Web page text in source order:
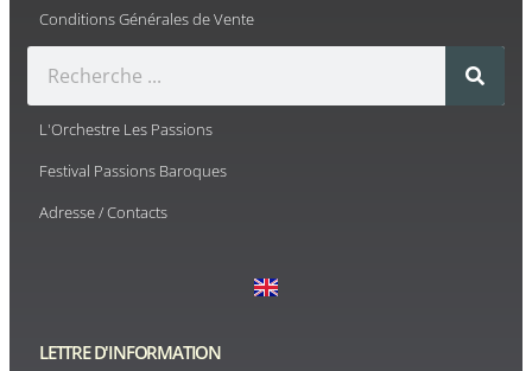
Conditions Générales de Vente
L'Orchestre Les Passions
Festival Passions Baroques
Adresse / Contacts
LETTRE D'INFORMATION